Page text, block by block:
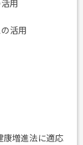
用
活用
康増進法に適応